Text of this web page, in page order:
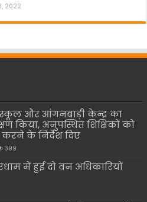
2022
और आंगनबाड़ी केन्द्र का
किया, अनुपस्थित शिक्षिकों को
करने के निर्देश दिए
399
में हुई दो वन अधिकारियों